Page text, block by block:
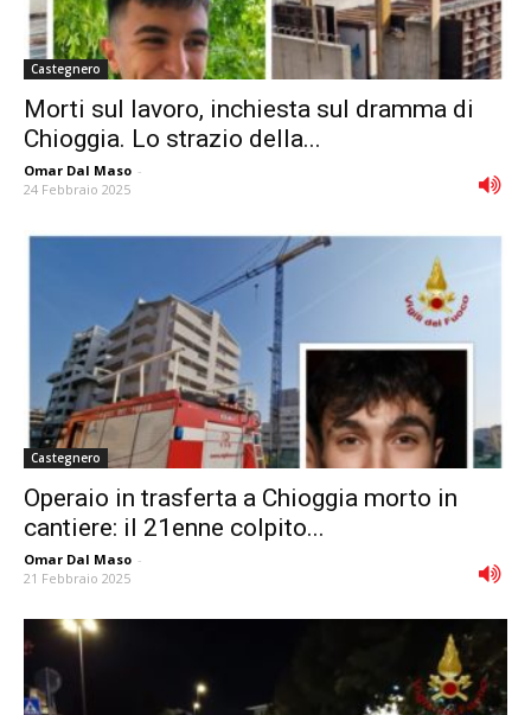
Castegnero
Morti sul lavoro, inchiesta sul dramma di
Chioggia. Lo strazio della...
Omar Dal Maso -
24 Febbraio 2025
Castegnero
Operaio in trasferta a Chioggia morto in
cantiere: il 21enne colpito...
Omar Dal Maso -
21 Febbraio 2025